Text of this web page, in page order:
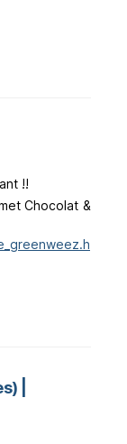
!!
Chocolat &
|